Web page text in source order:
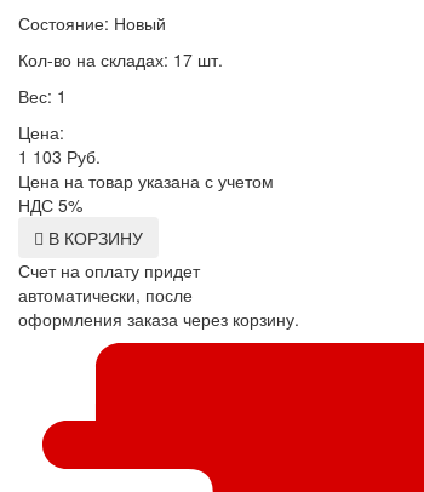
Состояние: Новый
Кол-во на складах: 17 шт.
Вес: 1
Цена:
1 103 Руб.
Цена на товар указана с учетом
НДС 5%
В КОРЗИНУ
Счет на оплату придет
автоматически, после
оформления заказа через корзину.